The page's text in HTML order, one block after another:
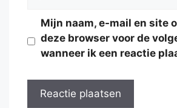
Mijn naam, e-mail en site
deze browser voor de
wanneer ik een reactie